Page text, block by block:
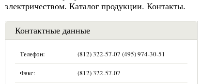
электричеством. Каталог продукции. Контакты.
Контактные данные
Телефон: (812) 322-57-07 (495) 974-30-51
Факс: (812) 322-57-07